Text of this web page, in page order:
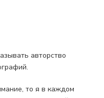
авторство
то я в каждом